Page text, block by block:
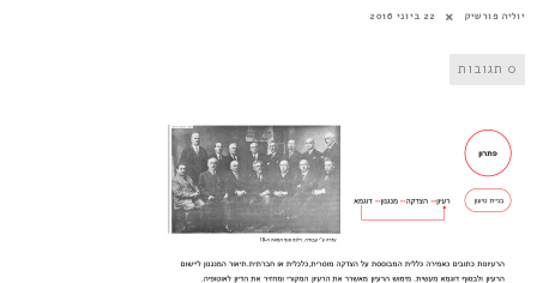
יוליה פורשיק 22 ביוני 2016
0 תגובות